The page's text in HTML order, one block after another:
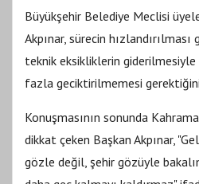
Büyükşehir Belediye Meclisi
Akpınar, sürecin
teknik eksikliklerin
fazla geciktirilmemesi
Konuşmasının sonunda
dikkat çeken Başkan Akpınar,
gözle değil, şehir gözüyle